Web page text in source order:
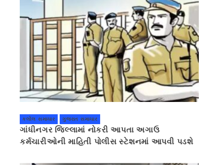
કલોલ સમાચાર ગુજરાત સમાચાર
ગાંધીનગર જિલ્લામાં નોકરી આપતા અગાઉ
કર્મચારીઓની માહિતી પોલીસ સ્ટેશનમાં આપવી પડશે